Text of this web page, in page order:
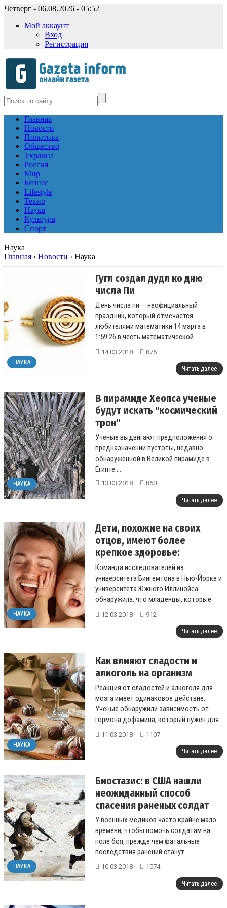
Четверг - 06.08.2026 - 05:52
Мой аккаунт
Вход
Регистрация
Главная
Новости
Политика
Общество
Украина
Россия
Мир
Бизнес
Lifestyle
Техно
Наука
Культура
Спорт
Наука
Главная › Новости › Наука
НАУКА
Гугл создал дудл ко дню
числа Пи
День числа пи — неофициальный
праздник, который отмечается
любителями математики 14 марта в
1:59:26 в честь математической
константы — числа Пи....
14.03.2018 876
Читать далее
НАУКА
В пирамиде Хеопса ученые
будут искать "космический
трон"
Ученые выдвигают предположения о
предназначении пустоты, недавно
обнаруженной в Великой пирамиде в
Египте....
13.03.2018 860
Читать далее
НАУКА
Дети, похожие на своих
отцов, имеют более
крепкое здоровье:
исследование психологов
Команда исследователей из
университета Бингемтона в Нью-Йорке и
университета Южного Иллинойса
обнаружила, что младенцы, которые
внешне похожи на отца, в будущем
12.03.2018 912
Читать далее
НАУКА
Как влияют сладости и
алкоголь на организм
Реакция от сладостей и алкоголя для
мозга имеет одинаковое действие.
Ученые обнаружили зависимость от
гормона дофамина, который нужен для
подкорковых структур головного
11.03.2018 1107
Читать далее
НАУКА
Биостазис: в США нашли
неожиданный способ
спасения раненых солдат
У военных медиков часто крайне мало
времени, чтобы помочь солдатам на
поле боя, прежде чем фатальные
последствия ранений станут
необратимыми...
10.03.2018 1074
Читать далее